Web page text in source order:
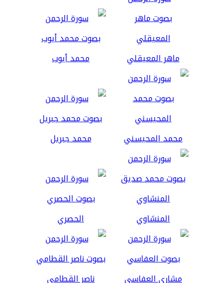
ماهر المعيقلي محمد أيوب
محمد المحيسني محمد جبريل
المنشاوي الحصري
مشاري العفاسي ناصر القطامي